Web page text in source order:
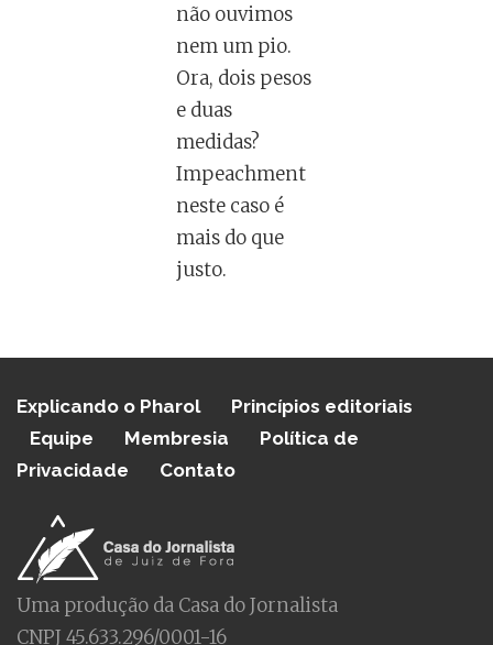
não ouvimos
nem um pio.
Ora, dois pesos
e duas
medidas?
Impeachment
neste caso é
mais do que
justo.
Explicando o Pharol
Princípios editoriais
Equipe
Membresia
Política de
Privacidade
Contato
Uma produção da Casa do Jornalista
CNPJ 45.633.296/0001-16